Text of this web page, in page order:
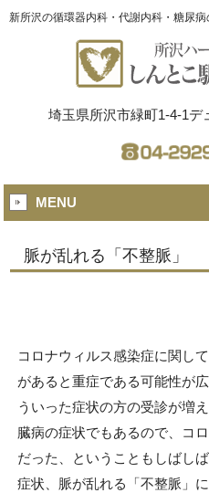
新所沢の循環器内科・代謝内科・糖尿病
埼玉県所沢市緑町1-4-1デ
MENU
脈が乱れる「不整脈」
コロナウィルス感染症に関し
があると重症である可能性が
ういった症状の方の受診が増
臓病の症状でもあるので、コ
だった、ということもしばし
症状、脈が乱れる「不整脈」